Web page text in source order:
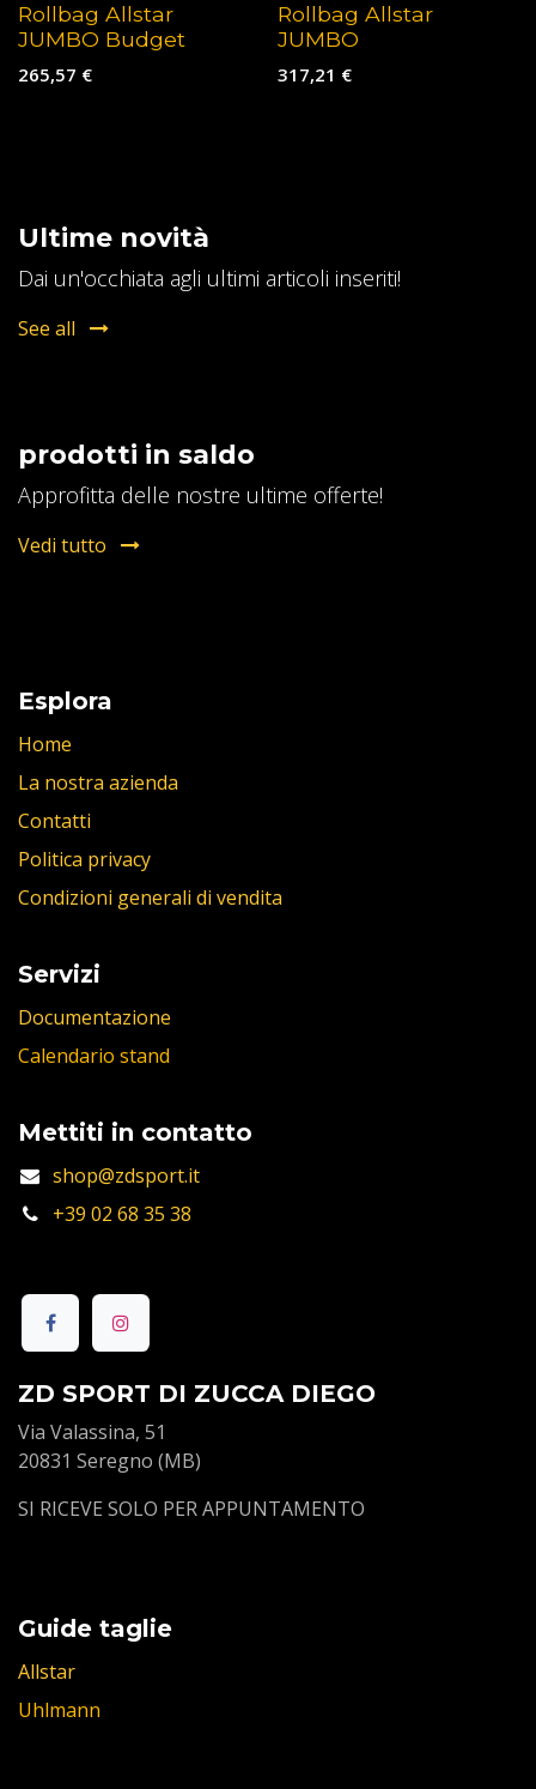
Rollbag Allstar
JUMBO Budget
265,57 €
Rollbag Allstar
JUMBO
317,21 €
Ultime novità
Dai un'occhiata agli ultimi articoli inseriti!
See all
prodotti in saldo
Approfitta delle nostre ultime offerte!
Vedi tutto
Esplora
Home
La nostra azienda
Contatti
Politica privacy
Condizioni generali di vendita
Servizi
Documentazione
Calendario stand
Mettiti in contatto
shop@zdsport.it
+39 02 68 35 38
ZD SPORT DI ZUCCA DIEGO
Via Valassina, 51
20831 Seregno (MB)
SI RICEVE SOLO PER APPUNTAMENTO
Guide taglie
Allstar
Uhlmann